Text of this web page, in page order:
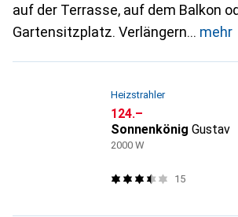
auf der Terrasse, auf dem Balkon
Gartensitzplatz. Verlängern
mehr
Heizstrahler
CHF
124.–
Sonnenkönig Gustav
2000 W
15